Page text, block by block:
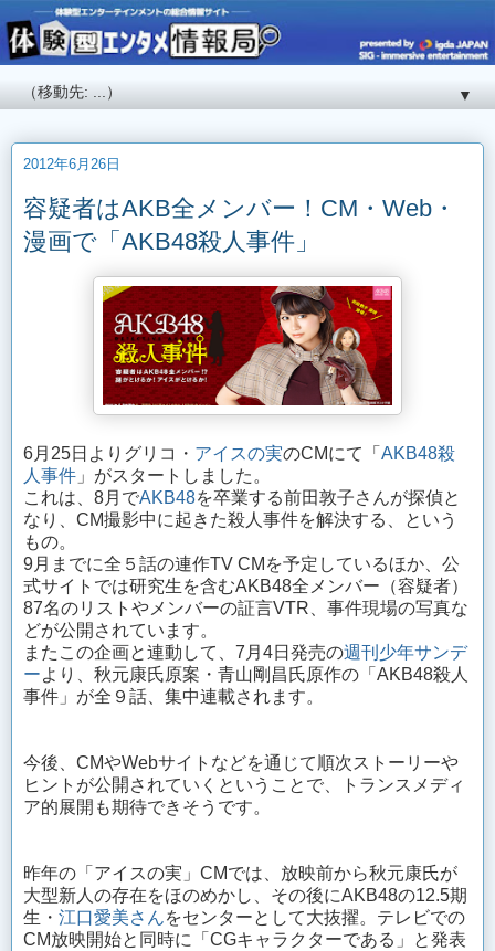
▼
2012年6月26日
容疑者はAKB全メンバー！CM・Web・
漫画で「AKB48殺人事件」
6月25日よりグリコ・ アイスの実のCMにて「 AKB48殺
人事件 」がスタートしました。
これは、8月でAKB48を卒業する前田敦子さんが探偵と
なり、CM撮影中に起きた殺人事件を解決する、という
もの。
9月までに全５話の連作TV CMを予定しているほか、公
式サイトでは研究生を含むAKB48全メンバー（容疑者）
87名のリストやメンバーの証言VTR、事件現場の写真な
どが公開されています。
またこの企画と連動して、7月4日発売の週刊少年サンデ
ーより、秋元康氏原案・青山剛昌氏原作の「AKB48殺人
事件」が全９話、集中連載されます。
今後、CMやWebサイトなどを通じて順次ストーリーや
ヒントが公開されていくということで、トランスメディ
ア的展開も期待できそうです。
昨年の「アイスの実」CMでは、放映前から秋元康氏が
大型新人の存在をほのめかし、その後にAKB48の12.5期
生・ 江口愛美さんをセンターとして大抜擢。テレビでの
CM放映開始と同時に「CGキャラクターである」と発表